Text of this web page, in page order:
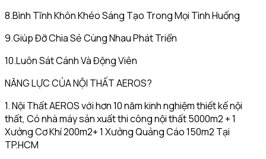
8.Bình Tĩnh Khôn Khéo Sáng Tạo Trong Mọi Tình Huống
9.Giúp Đỡ Chia Sẻ Cùng Nhau Phát Triển
10.Luôn Sát Cánh Và Động Viên
NĂNG LỰC CỦA NỘI THẤT AEROS?
1. Nội Thất AEROS với hơn 10 năm kinh nghiệm thiết kế nội
thất, Có nhà máy sản xuất thi công nội thất 5000m2 + 1
Xưởng Cơ Khí 200m2+ 1 Xưởng Quảng Cáo 150m2 Tại
TP.HCM